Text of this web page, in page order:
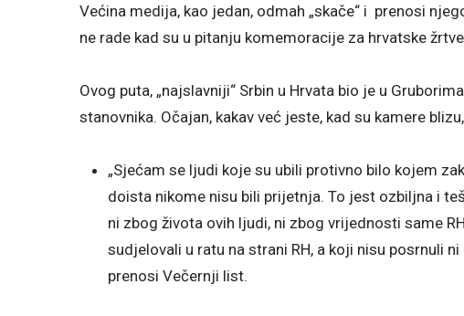
Većina medija, kao jedan, odmah „skače“ i prenosi
ne rade kad su u pitanju komemoracije za hrvatske
Ovog puta, „najslavniji“ Srbin u Hrvata bio je u
stanovnika. Očajan, kakav već jeste, kad su kamere
„Sjećam se ljudi koje su ubili protivno bilo kojem
doista nikome nisu bili prijetnja. To jest ozbiljna i
ni zbog života ovih ljudi, ni zbog vrijednosti same
sudjelovali u ratu na strani RH, a koji nisu posrnuli
prenosi Večernji list.